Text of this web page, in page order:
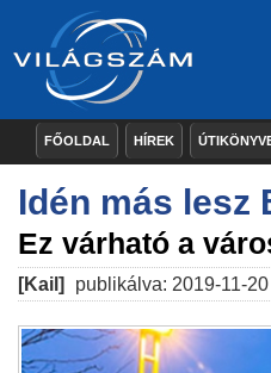
FŐOLDAL HÍREK
Idén más lesz
Ez várható a
[Kail] publikálva: 2019-11-20